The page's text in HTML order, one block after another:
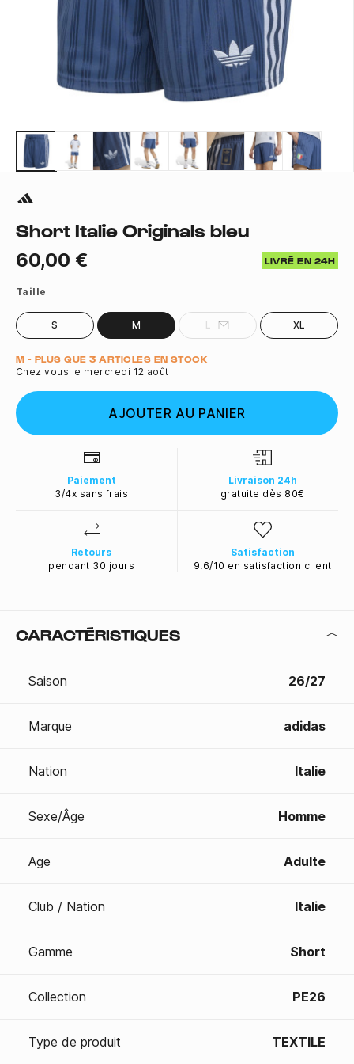
Short Italie Originals bleu
60,00 € LIVRÉ EN 24H
Taille
S M L XL
Quantité
M - PLUS QUE 3 ARTICLES EN STOCK
Chez vous le mercredi 12 août
AJOUTER AU PANIER
Paiement
3/4x sans frais
Livraison 24h
gratuite dès 80€
Retours
pendant 30 jours
Satisfaction
9.6/10 en satisfaction client
CARACTÉRISTIQUES
Saison 26/27
Marque adidas
Nation Italie
Sexe/Âge Homme
Age Adulte
Club / Nation Italie
Gamme Short
Collection PE26
Type de produit TEXTILE